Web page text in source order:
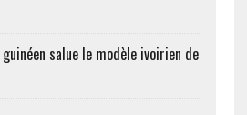
salue le modèle ivoirien de